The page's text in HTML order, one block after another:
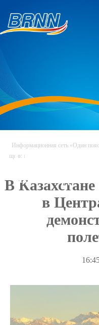
пояс, один
Информационная сеть «Один
щения
В
в